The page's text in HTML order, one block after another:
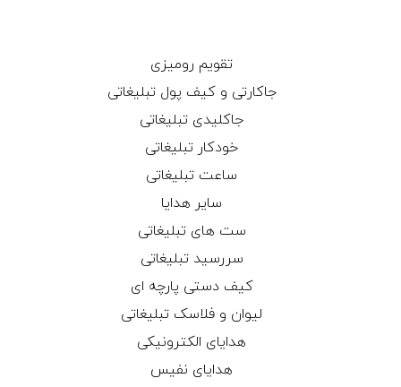
تقویم رومیزی
جاکارتی و کیف پول تبلیغاتی
جاکلیدی تبلیغاتی
خودکار تبلیغاتی
ساعت تبلیغاتی
سایر هدایا
ست های تبلیغاتی
سررسید تبلیغاتی
کیف دستی پارچه ای
لیوان و فلاسک تبلیغاتی
هدایای الکترونیکی
هدایای نفیس